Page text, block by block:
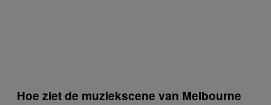
Hoe ziet de muziekscene van Melbourne